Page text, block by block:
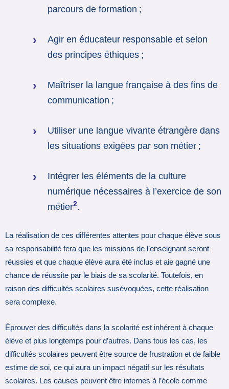
parcours de formation ;
Agir en éducateur responsable et selon
des principes éthiques ;
Maîtriser la langue française à des fins de
communication ;
Utiliser une langue vivante étrangère dans
les situations exigées par son métier ;
Intégrer les éléments de la culture
numérique nécessaires à l’exercice de son
métier2.
La réalisation de ces différentes attentes pour chaque élève sous
sa responsabilité fera que les missions de l’enseignant seront
réussies et que chaque élève aura été inclus et aie gagné une
chance de réussite par le biais de sa scolarité. Toutefois, en
raison des difficultés scolaires susévoquées, cette réalisation
sera complexe.
Éprouver des difficultés dans la scolarité est inhérent à chaque
élève et plus longtemps pour d’autres. Dans tous les cas, les
difficultés scolaires peuvent être source de frustration et de faible
estime de soi, ce qui aura un impact négatif sur les résultats
scolaires. Les causes peuvent être internes à l’école comme